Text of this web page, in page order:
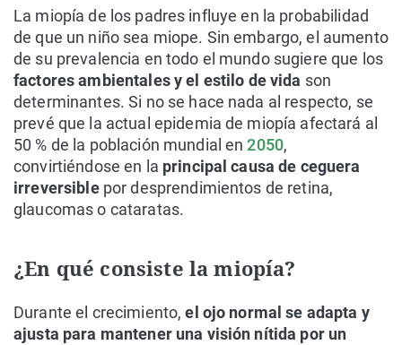
La miopía de los padres influye en la probabilidad
de que un niño sea miope. Sin embargo, el aumento
de su prevalencia en todo el mundo sugiere que los
factores ambientales y el estilo de vida son
determinantes. Si no se hace nada al respecto, se
prevé que la actual epidemia de miopía afectará al
50 % de la población mundial en2050,
convirtiéndose en la principal causa de ceguera
irreversiblepor desprendimientos de retina,
glaucomas o cataratas.
¿En qué consiste la miopía?
Durante el crecimiento,el ojo normal se adapta y
ajusta para mantener una visión nítida por un